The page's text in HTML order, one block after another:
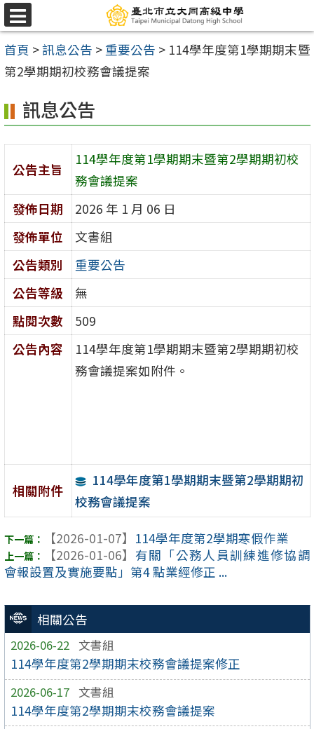
跳
至
主
要
容
區
選
單
首頁 >訊息公告 > 重要公告 > 114學年度第1學期期末暨
第2學期期初校務會議提案
相關公告
2026-06-22 文書組
114學年度第2學期期末校務會議提案修正
2026-06-17 文書組
114學年度第2學期期末校務會議提案
訊息公告
公告主旨
114學年度第1學期期末暨第2學期期初校
務會議提案
發佈日期
2026 年 1 月 06 日
發佈單位
文書組
公告類別
重要公告
公告等級
無
點閱次數
509
公告內容
114學年度第1學期期末暨第2學期期初校
務會議提案如附件。
相關附件
114學年度第1學期期末暨第2學期期初
校務會議提案
【2026-01-07】 114學年度第2學期寒假作業
【2026-01-06】 有關「公務人員訓練進修協調
會報設置及實施要點」第4 點業經修正 ...